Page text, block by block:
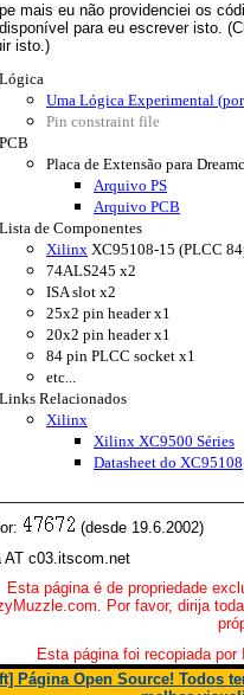
mais eu não providenciei os
para eu escrever isto.
isto.)
Lógica
Uma Lógica Experimental
Pin constraint file
PCB
Placa de Extensão para
Arquivo PS
Arquivo PCB
Lista de Componentes
Xilinx XC95108-15 (PLCC
74ALS245 x2
ISA slot x2
25x2 pin header x1
20x2 pin header x1
84 pin PLCC socket x1
etc...
Links Relacionados
Xilinx
Xilinx XC9500 Séries
Datasheet do XC95108
(desde 19.6.2002)
AT c03.itscom.net
Esta página é de propriedade
Por favor, dirija
Esta página foi recopiada
Página Open Source! Todos